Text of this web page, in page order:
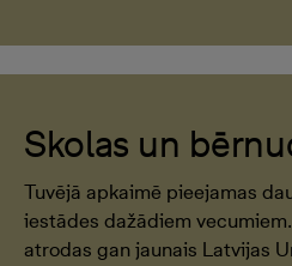
Skolas un
Tuvējā apkaimē pieejamas
iestādes dažādiem
atrodas gan jaunais Latvijas